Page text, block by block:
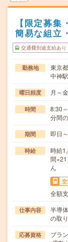
【限定募
簡易な組立
交通費別途支給あり
勤務地
東京
中神
曜日頻度 月～
時間
8:30
分間
期間 即日
時給
時給
間
ん
全額
仕事内容
半導
の取
応募資格
ブラ